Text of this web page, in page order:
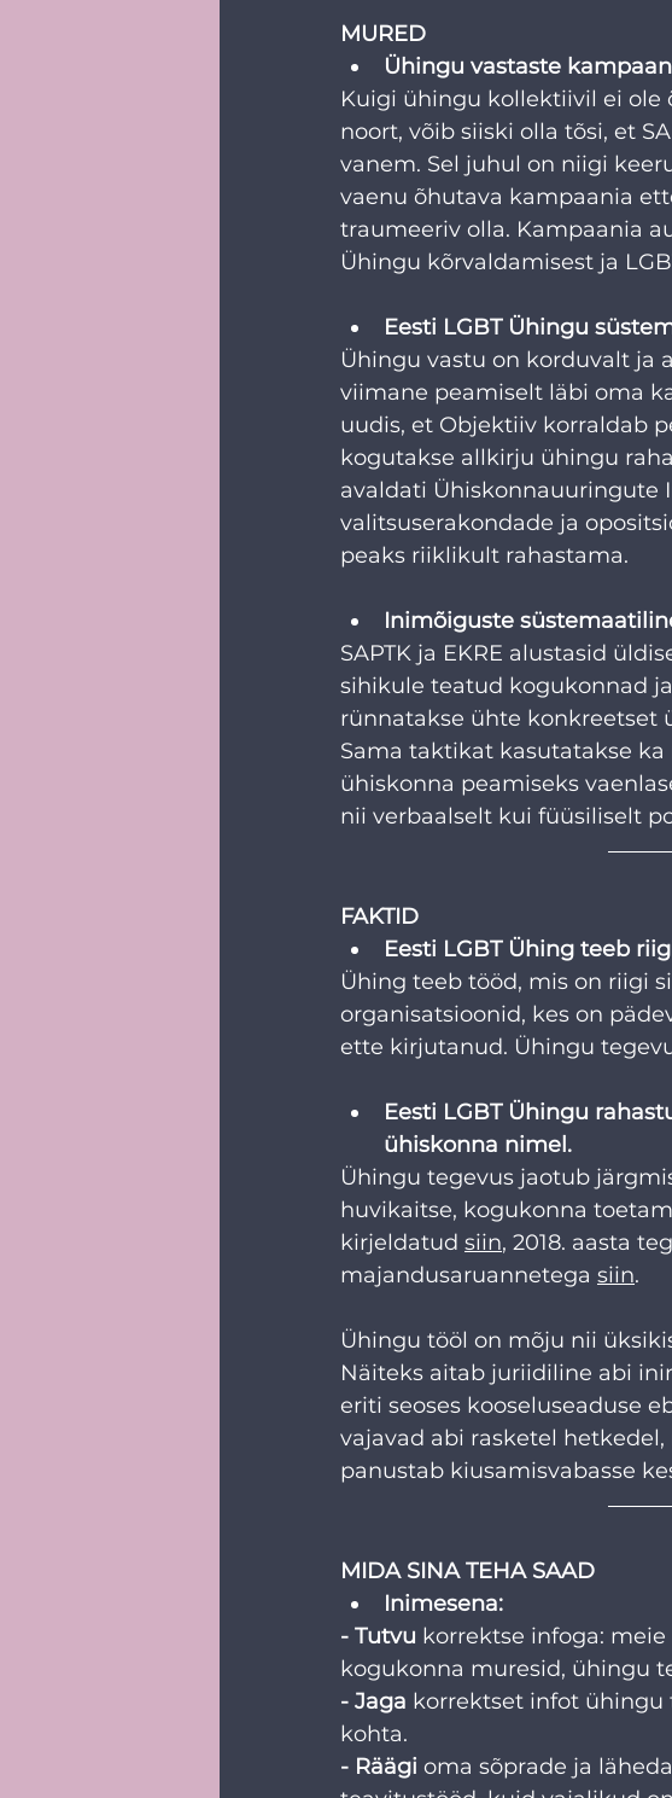
MURED
Ühingu vastaste
Kuigi ühingu kollektiivil ei ole
noort, võib siiski olla tõsi, et
vanem. Sel juhul on niigi
vaenu õhutava kampaania
traumeeriv olla. Kampaania
Ühingu kõrvaldamisest ja
Eesti LGBT Ühingu
Ühingu vastu on korduvalt ja
viimane peamiselt läbi oma
uudis, et Objektiiv korraldab
kogutakse allkirju ühingu
avaldati Ühiskonnauuringute
valitsuserakondade ja
peaks riiklikult rahastama.
Inimõiguste
SAPTK ja EKRE alustasid
sihikule teatud kogukonnad
rünnatakse ühte konkreetset
Sama taktikat kasutatakse
ühiskonna peamiseks
nii verbaalselt kui füüsiliselt
FAKTID
Eesti LGBT Ühing teeb
Ühing teeb tööd, mis on riigi
organisatsioonid, kes on
ette kirjutanud. Ühingu
Eesti LGBT Ühingu
ühiskonna nimel.
Ühingu tegevus jaotub
huvikaitse, kogukonna
kirjeldatud siin, 2018. aasta
majandusaruannetega siin.
Ühingu tööl on mõju nii
Näiteks aitab juriidiline abi
eriti seoses kooseluseaduse
vajavad abi rasketel
panustab kiusamisvabasse
MIDA SINA TEHA SAAD
Inimesena:
- Tutvu korrektse infoga:
kogukonna muresid, ühingu
- Jaga korrektset infot ühingu
kohta.
- Räägi oma sõprade ja